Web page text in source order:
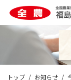
トップ お知らせ